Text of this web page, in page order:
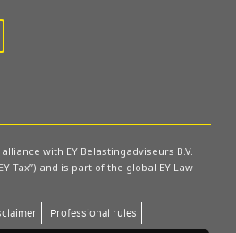
with EY Belastingadviseurs B.V.
Tax”) and is part of the global EY Law
Pro­fes­si­o­nal rules